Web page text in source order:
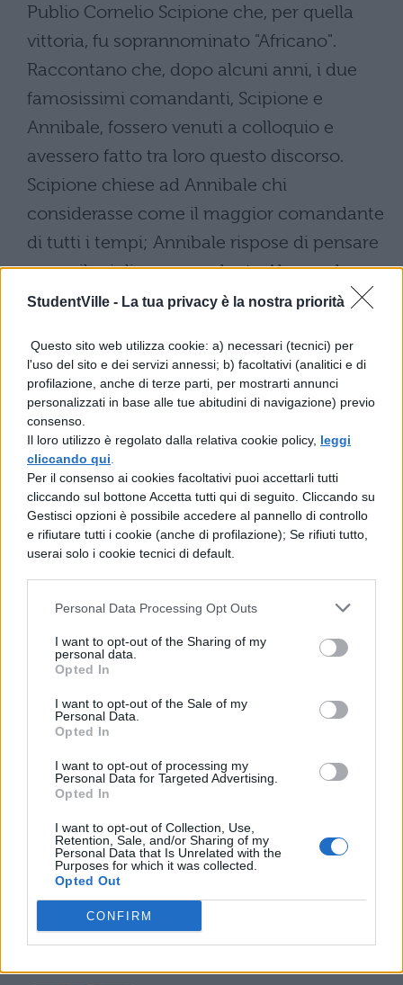
StudentVille - La tua privacy è la nostra priorità
Questo sito web utilizza cookie: a) necessari (tecnici) per
l'uso del sito e dei servizi annessi; b) facoltativi (analitici e di
profilazione, anche di terze parti, per mostrarti annunci
personalizzati in base alle tue abitudini di navigazione) previo
consenso.
Il loro utilizzo è regolato dalla relativa cookie policy, leggi
cliccando qui
Per il consenso ai cookies facoltativi puoi accettarli tutti
cliccando sul bottone Accetta tutti qui di seguito. Cliccando su
Gestisci opzioni è possibile accedere al pannello di controllo
e rifiutare tutti i cookie (anche di profilazione); Se rifiuti tutto,
userai solo i cookie tecnici di default.
Personal Data Processing Opt Outs
I want to opt-out of the Sharing of my
personal data.
Opted In
I want to opt-out of the Sale of my
Personal Data.
Opted In
I want to opt-out of processing my
Personal Data for Targeted Advertising.
Opted In
I want to opt-out of Collection, Use,
Retention, Sale, and/or Sharing of my
Personal Data that Is Unrelated with the
Purposes for which it was collected.
Opted Out
CONFIRM
Publio Cornelio Scipione che, per quella
vittoria, fu soprannominato "Africano".
Raccontano che, dopo alcuni anni, i due
famosissimi comandanti, Scipione e
Annibale, fossero venuti a colloquio e
avessero fatto tra loro questo discorso.
Scipione chiese ad Annibale chi
considerasse come il maggior comandante
di tutti i tempi; Annibale rispose di pensare
come il miglior comandante Alessandro, re
dei Macedoni, perché con poche truppe
perché vide gli estremi lidi della terra oltre i
quali mai nessuno fu. Poi, a Scipione
Africano che domandava chi ponesse
come secondo, Annibale rispose che
considerava secondo Pirro, re degli Epiri,
perché per primo insegnò a porre gli
accampamenti e a disporre i presidi. Infine
Scipione chiese ad Annibale chi
comandante: Annibale rispose senza
dubbio se stesso come terzo. Allora
scipione rise e disse: "Cosa avresti detto se
mi avessi vinto?". Rispose Annibale: "Allora
davvero mi sarei considerato anche davanti
ad Alessandro e davanti a Pirro e a tutti gli
altri comandanti".
TI POTREBBE INTERESSARE